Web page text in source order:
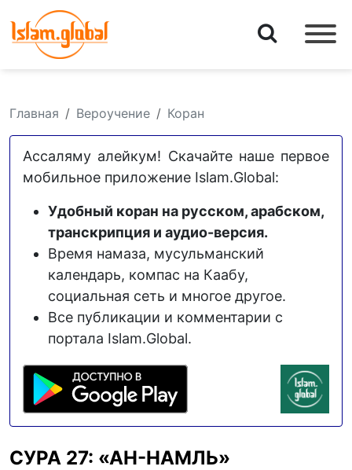
Главная Вероучение Коран
Ассаляму алейкум! Скачайте наше первое
мобильное приложение Islam.Global:
Удобный коран на русском, арабском,
транскрипция и аудио-версия.
Время намаза, мусульманский
календарь, компас на Каабу,
социальная сеть и многое другое.
Все публикации и комментарии с
портала Islam.Global.
СУРА 27: «АН-НАМЛЬ»